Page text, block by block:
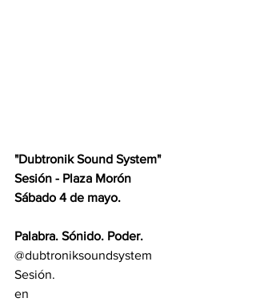
"Dubtronik Sound System"
Sesión - Plaza Morón
Sábado 4 de mayo.
Palabra. Sónido. Poder.
@dubtroniksoundsystem
Sesión.
en